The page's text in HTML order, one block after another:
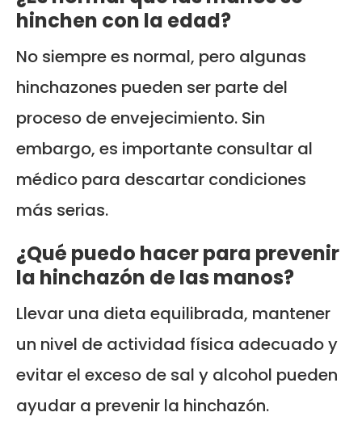
hinchen con la edad?
No siempre es normal, pero algunas
hinchazones pueden ser parte del
proceso de envejecimiento. Sin
embargo, es importante consultar al
médico para descartar condiciones
más serias.
¿Qué puedo hacer para prevenir
la hinchazón de las manos?
Llevar una dieta equilibrada, mantener
un nivel de actividad física adecuado y
evitar el exceso de sal y alcohol pueden
ayudar a prevenir la hinchazón.